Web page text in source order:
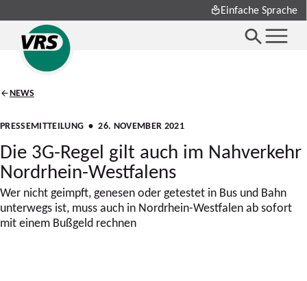
Einfache Sprache
NEWS
PRESSEMITTEILUNG • 26. NOVEMBER 2021
Die 3G-Regel gilt auch im Nahverkehr
Nordrhein-Westfalens
Wer nicht geimpft, genesen oder getestet in Bus und Bahn
unterwegs ist, muss auch in Nordrhein-Westfalen ab sofort
mit einem Bußgeld rechnen